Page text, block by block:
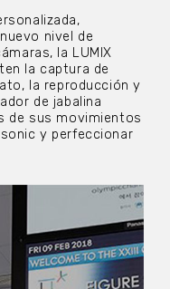
nivel de
la LUMIX
la captura de
la reproducción y
de jabalina
de sus movimientos
y perfeccionar